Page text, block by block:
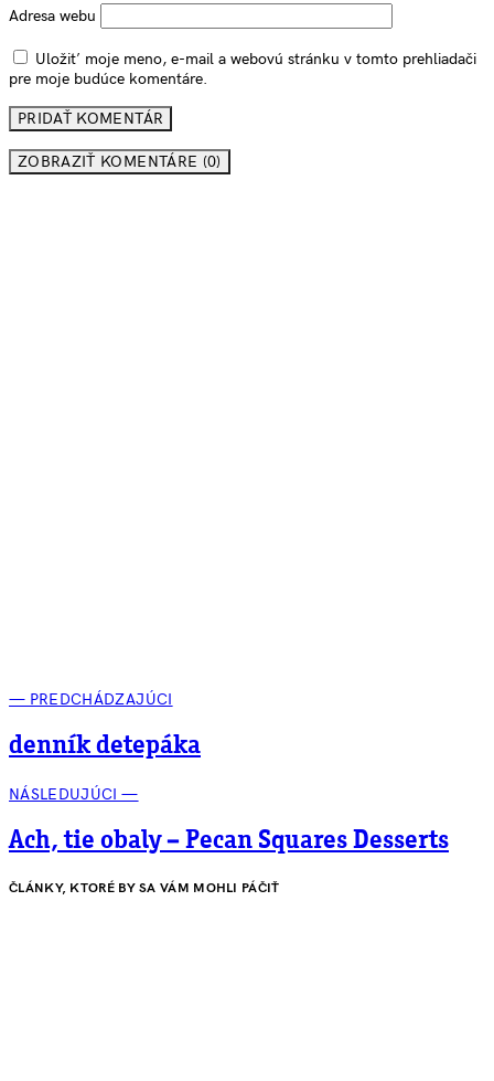
Adresa webu
Uložiť moje meno, e-mail a webovú stránku v tomto prehliadači
pre moje budúce komentáre.
ZOBRAZIŤ KOMENTÁRE (0)
— PREDCHÁDZAJÚCI
denník detepáka
NÁSLEDUJÚCI —
Ach, tie obaly – Pecan Squares Desserts
ČLÁNKY, KTORÉ BY SA VÁM MOHLI PÁČIŤ